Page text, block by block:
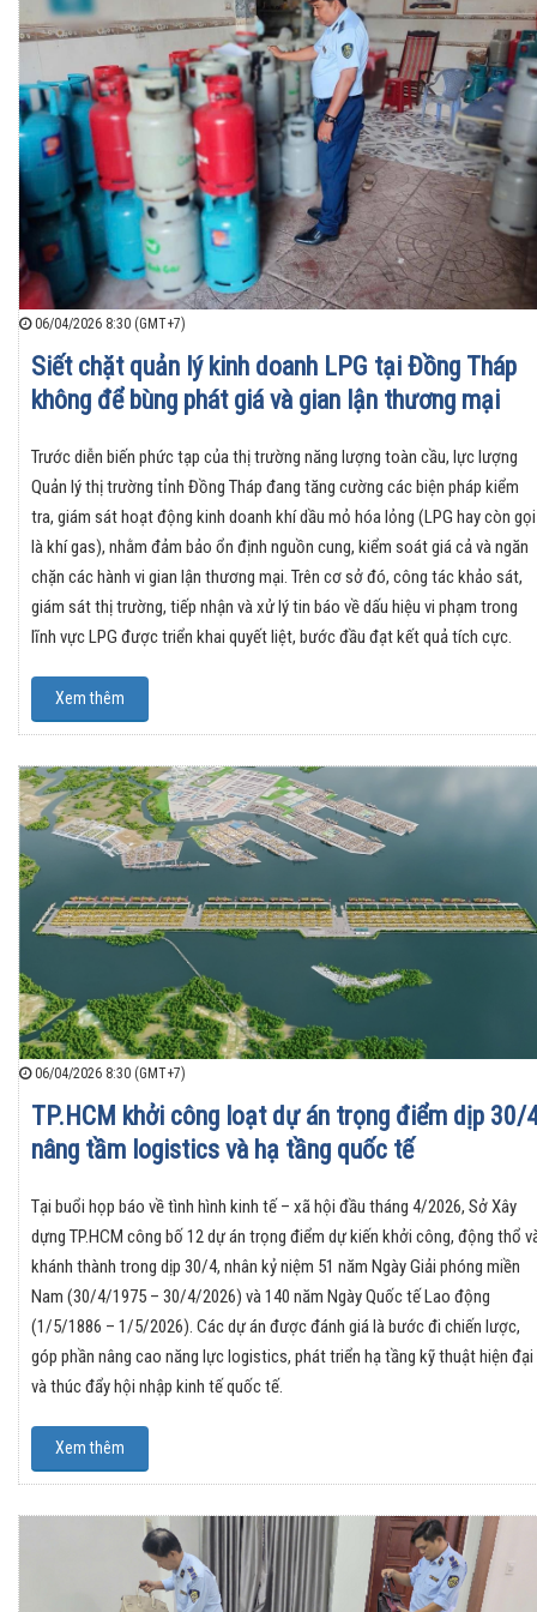
06/04/2026 8:30 (GMT+7)
Siết chặt quản lý kinh doanh LPG tại Đồng Tháp
không để bùng phát giá và gian lận thương mại
Trước diễn biến phức tạp của thị trường năng lượng toàn cầu, lực lượng
Quản lý thị trường tỉnh Đồng Tháp đang tăng cường các biện pháp kiểm
tra, giám sát hoạt động kinh doanh khí dầu mỏ hóa lỏng (LPG hay còn gọi
là khí gas), nhằm đảm bảo ổn định nguồn cung, kiểm soát giá cả và ngăn
chặn các hành vi gian lận thương mại. Trên cơ sở đó, công tác khảo sát,
giám sát thị trường, tiếp nhận và xử lý tin báo về dấu hiệu vi phạm trong
lĩnh vực LPG được triển khai quyết liệt, bước đầu đạt kết quả tích cực.
Xem thêm
06/04/2026 8:30 (GMT+7)
TP.HCM khởi công loạt dự án trọng điểm dịp 30/
nâng tầm logistics và hạ tầng quốc tế
Tại buổi họp báo về tình hình kinh tế – xã hội đầu tháng 4/2026, Sở Xây
dựng TP.HCM công bố 12 dự án trọng điểm dự kiến khởi công, động thổ
khánh thành trong dịp 30/4, nhân kỷ niệm 51 năm Ngày Giải phóng miền
Nam (30/4/1975 – 30/4/2026) và 140 năm Ngày Quốc tế Lao động
(1/5/1886 – 1/5/2026). Các dự án được đánh giá là bước đi chiến lược,
góp phần nâng cao năng lực logistics, phát triển hạ tầng kỹ thuật hiện đại
và thúc đẩy hội nhập kinh tế quốc tế.
Xem thêm